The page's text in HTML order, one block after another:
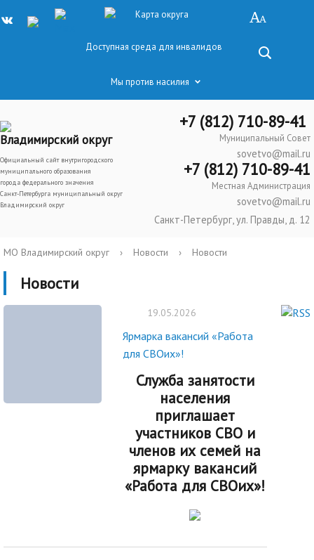
Карта округа
Доступная среда для инвалидов
Мы против насилия
Владимирский округ
Официальный сайт внутригородского
муниципального образования
города федерального значения
Санкт-Петербурга муниципальный округ
Владимирский округ
+7 (812) 710-89-41
Муниципальный Совет
sovetvo@mail.ru
+7 (812) 710-89-41
Местная Администрация
sovetvo@mail.ru
Санкт-Петербург, ул. Правды, д. 12
МО Владимирский округ › Новости › Новости
Новости
19.05.2026
Ярмарка вакансий «Работа
для СВОих»!
Служба занятости
населения
приглашает
участников СВО и
членов их семей на
ярмарку вакансий
«Работа для СВОих»!